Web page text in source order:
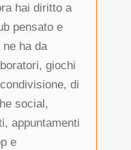
hai diritto a
pensato e
ha da
giochi
di
social,
appuntamenti
e